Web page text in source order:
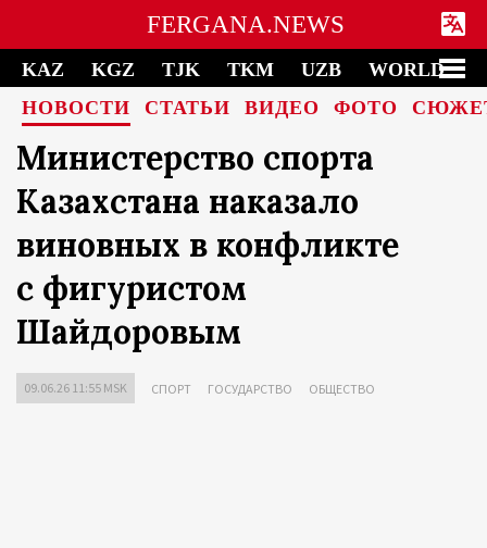
FERGANA.NEWS
KAZ KGZ TJK TKM UZB
WORLD
НОВОСТИ
СТАТЬИ ВИДЕО ФОТО
Министерство спорта
Казахстана наказало
виновных в конфликте
с фигуристом
Шайдоровым
09.06.26 11:55 MSK СПОРТ ГОСУДАРСТВО ОБЩЕСТВО